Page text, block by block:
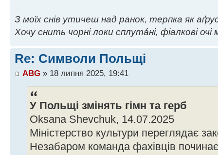
З моїх снів утичеш над ранок, терпка як
Хочу снить чорні локи сплута́ні, фіалкові очі
Re: Символи Польщі
ABG » 18 липня 2025, 19:41
У Польщі змінять гімн та герб
Oksana Shevchuk, 14.07.2025
Міністерство культури переглядає
Незабаром команда фахівців